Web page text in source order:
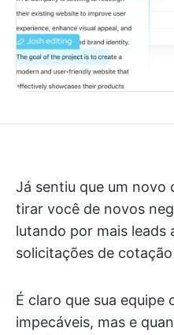
Já sentiu que um novo
tirar você de novos
lutando por mais leads
solicitações de
É claro que sua
impecáveis, mas e